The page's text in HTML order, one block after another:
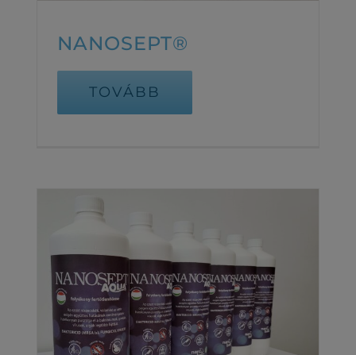
NANOSEPT®
TOVÁBB